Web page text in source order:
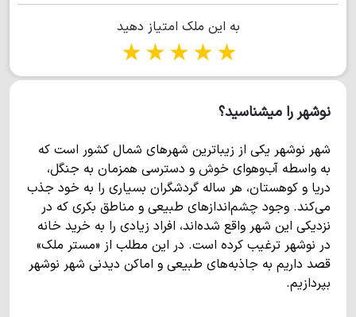
به این ملک امتیاز دهید
5 stars
4 stars
3 stars
2 stars
نوشهر را میشناسید؟
شهر نوشهر یکی از زیباترین شهرهای شمال کشور است که
به واسطه آب‌وهوای خوش و دسترسی همزمان به جنگل،
دریا و کوهستان، هر ساله گردشگران بسیاری را به خود جذب
می‌کند. وجود چشم‌اندازهای طبیعی و مناطق بکری که در
نزدیکی این شهر واقع شده‌اند، افراد زیادی را به خرید خانه
در نوشهر ترغیب کرده است. در این مطلب از «مستر ملک»
قصد داریم به جاذبه‌های طبیعی و اماکن دیدنی شهر نوشهر
بپردازیم.